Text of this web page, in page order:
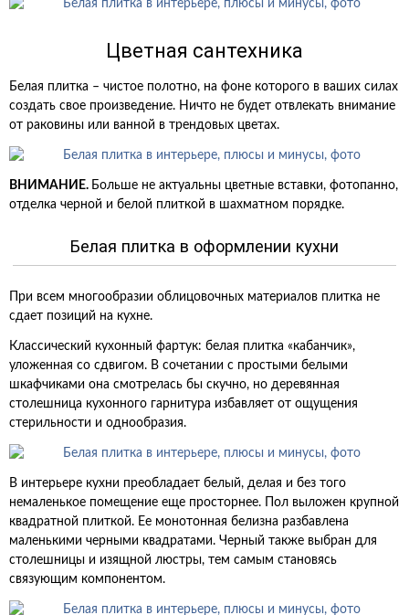
Цветная сантехника
Белая плитка – чистое полотно, на фоне которого в ваших силах
создать свое произведение. Ничто не будет отвлекать внимание
от раковины или ванной в трендовых цветах.
ВНИМАНИЕ. Больше не актуальны цветные вставки, фотопанно,
отделка черной и белой плиткой в шахматном порядке.
Белая плитка в оформлении кухни
При всем многообразии облицовочных материалов плитка не
сдает позиций на кухне.
Классический кухонный фартук: белая плитка «кабанчик»,
уложенная со сдвигом. В сочетании с простыми белыми
шкафчиками она смотрелась бы скучно, но деревянная
столешница кухонного гарнитура избавляет от ощущения
стерильности и однообразия.
В интерьере кухни преобладает белый, делая и без того
немаленькое помещение еще просторнее. Пол выложен крупной
квадратной плиткой. Ее монотонная белизна разбавлена
маленькими черными квадратами. Черный также выбран для
столешницы и изящной люстры, тем самым становясь
связующим компонентом.